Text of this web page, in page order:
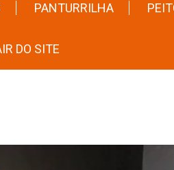
PANTURRILHA
DO SITE